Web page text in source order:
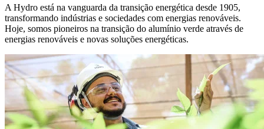
A Hydro está na vanguarda da transição energética desde 1905,
transformando indústrias e sociedades com energias renováveis.
Hoje, somos pioneiros na transição do alumínio verde através de
energias renováveis e novas soluções energéticas.